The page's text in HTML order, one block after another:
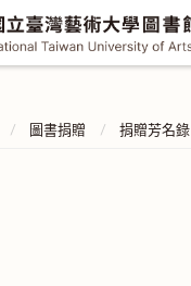
圖書捐贈 捐贈芳名錄